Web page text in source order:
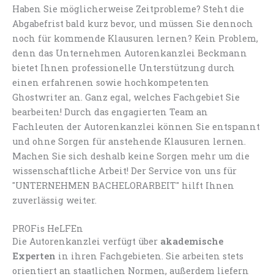
Haben Sie möglicherweise Zeitprobleme? Steht die
Abgabefrist bald kurz bevor, und müssen Sie dennoch
noch für kommende Klausuren lernen? Kein Problem,
denn das Unternehmen Autorenkanzlei Beckmann
bietet Ihnen professionelle Unterstützung durch
einen erfahrenen sowie hochkompetenten
Ghostwriter an. Ganz egal, welches Fachgebiet Sie
bearbeiten! Durch das engagierten Team an
Fachleuten der Autorenkanzlei können Sie entspannt
und ohne Sorgen für anstehende Klausuren lernen.
Machen Sie sich deshalb keine Sorgen mehr um die
wissenschaftliche Arbeit! Der Service von uns für
"UNTERNEHMEN BACHELORARBEIT" hilft Ihnen
zuverlässig weiter.
PROFis HeLFEn
Die Autorenkanzlei verfügt über akademische
Experten in ihren Fachgebieten. Sie arbeiten stets
orientiert an staatlichen Normen, außerdem liefern